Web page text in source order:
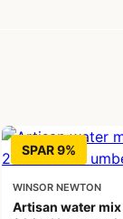
SPAR 9%
WINSOR NEWTON
Artisan water